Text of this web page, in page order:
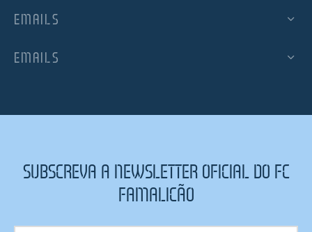
EMAILS
EMAILS
SUBSCREVA A NEWSLETTER OFICIAL DO FC
FAMALICÃO